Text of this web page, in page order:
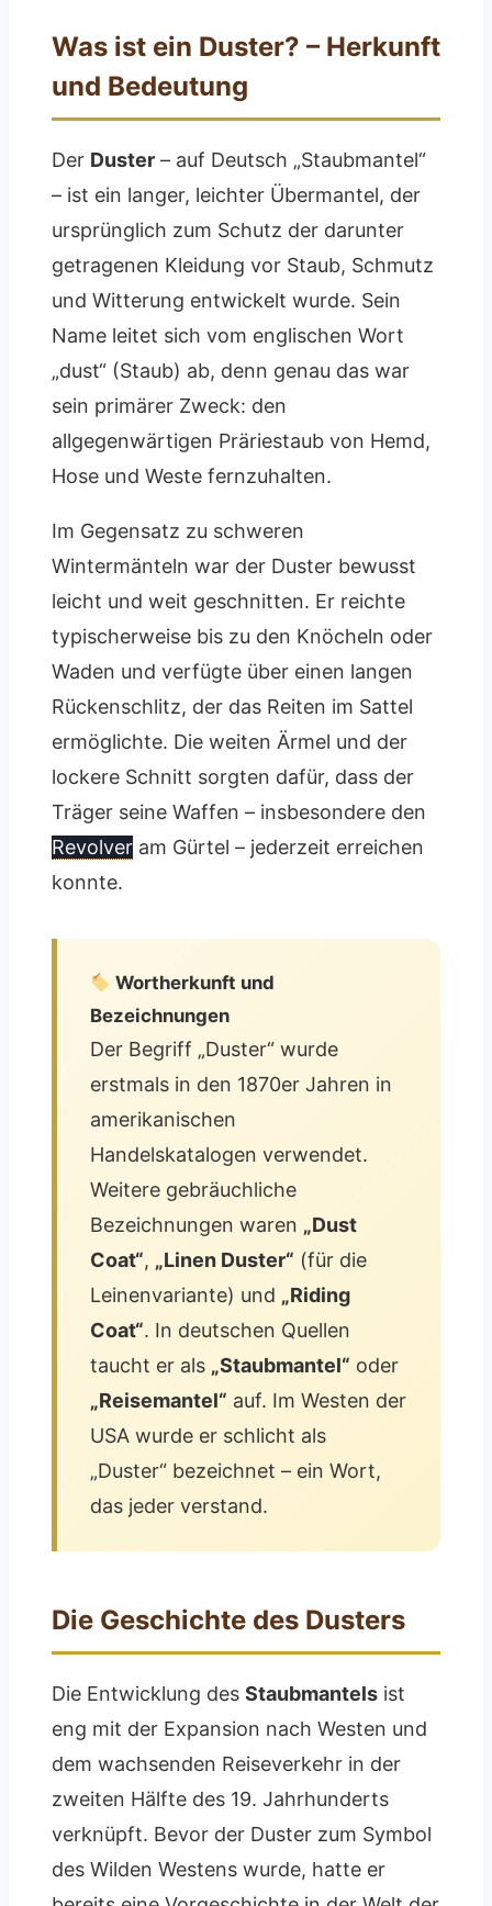
Was ist ein Duster? – Herkunft
und Bedeutung
Der Duster – auf Deutsch „Staubmantel“
– ist ein langer, leichter Übermantel, der
ursprünglich zum Schutz der darunter
getragenen Kleidung vor Staub, Schmutz
und Witterung entwickelt wurde. Sein
Name leitet sich vom englischen Wort
„dust“ (Staub) ab, denn genau das war
sein primärer Zweck: den
allgegenwärtigen Präriestaub von Hemd,
Hose und Weste fernzuhalten.
Im Gegensatz zu schweren
Wintermänteln war der Duster bewusst
leicht und weit geschnitten. Er reichte
typischerweise bis zu den Knöcheln oder
Waden und verfügte über einen langen
Rückenschlitz, der das Reiten im Sattel
ermöglichte. Die weiten Ärmel und der
lockere Schnitt sorgten dafür, dass der
Träger seine Waffen – insbesondere den
Revolver am Gürtel – jederzeit erreichen
konnte.
Wortherkunft und
Bezeichnungen
Der Begriff „Duster“ wurde
erstmals in den 1870er Jahren in
amerikanischen
Handelskatalogen verwendet.
Weitere gebräuchliche
Bezeichnungen waren „Dust
Coat“, „Linen Duster“ (für die
Leinenvariante) und „Riding
Coat“. In deutschen Quellen
taucht er als „Staubmantel“ oder
„Reisemantel“ auf. Im Westen der
USA wurde er schlicht als
„Duster“ bezeichnet – ein Wort,
das jeder verstand.
Die Geschichte des Dusters
Die Entwicklung des Staubmantels ist
eng mit der Expansion nach Westen und
dem wachsenden Reiseverkehr in der
zweiten Hälfte des 19. Jahrhunderts
verknüpft. Bevor der Duster zum Symbol
des Wilden Westens wurde, hatte er